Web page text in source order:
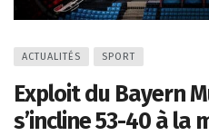
ACTUALITÉS SPORT
Exploit du Bayern
s’incline 53-40 à la